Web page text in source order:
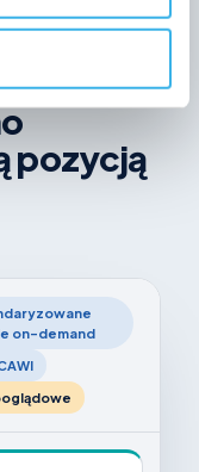
pozycją
on-demand